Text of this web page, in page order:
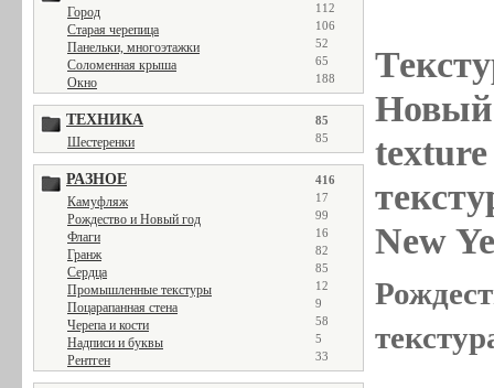
Город 112
Старая черепица 106
Панельки, многоэтажки 52
Соломенная крыша 65
Окно 188
ТЕХНИКА 85
Шестеренки 85
РАЗНОЕ 416
Камуфляж 17
Рождество и Новый год 99
Флаги 16
Гранж 82
Сердца 85
Промышленные текстуры 12
Поцарапанная стена 9
Черепа и кости 58
Надписи и буквы 5
Рентген 33
Новый
New